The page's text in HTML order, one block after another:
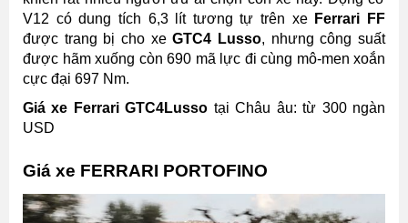
V12 có dung tích 6,3 lít tương tự trên xe Ferrari FF
được trang bị cho xeGTC4 Lusso, nhưng công suất
được hãm xuống còn 690 mã lực đi cùng mô-men xoắn
cực đại 697 Nm.
Giá xe Ferrari GTC4Lusso tại Châu âu: từ 300 ngàn
USD
Giá xe FERRARI PORTOFINO